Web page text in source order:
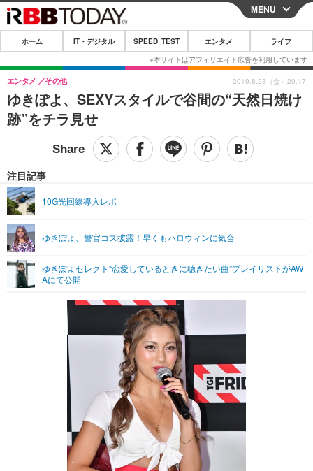
CLOSE
ホーム
IT・デジタル
IT・デジタルTOP スマートフォン
ショッピング その他
SPEED TEST
エンタメTOP 映画・ドラマ
グラビア ブログ
ショッピング その他
ライフTOP
リリース一覧
プッシュ通知の停止方法
MENU
ホーム IT・デジタル SPEED TEST エンタメ ライフ
ゆきぽよ、SEXYスタイルで谷間の“天然日焼け
跡”をチラ見せ
エンタメ その他
注目記事
10G光回線導入レポ
ゆきぽよ、警官コス披露！早くもハロウィンに気合
ゆきぽよセレクト“恋愛しているときに聴きたい曲”プレイリストがAW
Aにて公開
2019.8.23（金）20:17